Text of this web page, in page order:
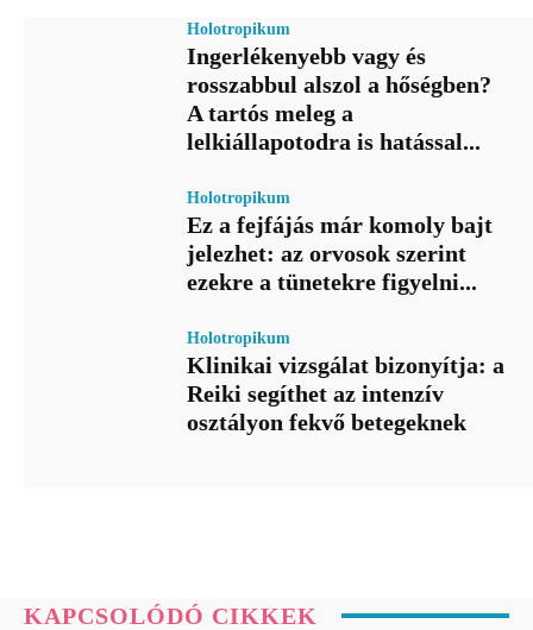
Holotropikum
Ingerlékenyebb vagy és
rosszabbul alszol a hőségben?
A tartós meleg a
lelkiállapotodra is hatással...
Holotropikum
Ez a fejfájás már komoly bajt
jelezhet: az orvosok szerint
ezekre a tünetekre figyelni...
Holotropikum
Klinikai vizsgálat bizonyítja: a
Reiki segíthet az intenzív
osztályon fekvő betegeknek
KAPCSOLÓDÓ CIKKEK